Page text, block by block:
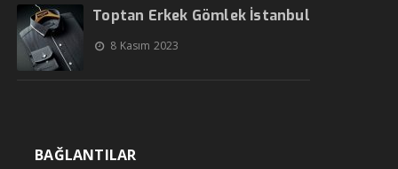
Toptan Erkek Gömlek İstanbul
8 Kasım 2023
BAĞLANTILAR